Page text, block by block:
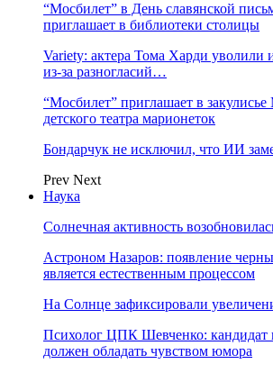
“Мосбилет” в День славянской
приглашает в библиотеки столицы
Variety: актера Тома Харди уволили
из-за разногласий…
“Мосбилет” приглашает в закулисье
детского театра марионеток
Бондарчук не исключил, что ИИ
Prev Next
Наука
Солнечная активность
Астроном Назаров: появление
является естественным процессом
На Солнце зафиксировали
Психолог ЦПК Шевченко: кандидат
должен обладать чувством юмора